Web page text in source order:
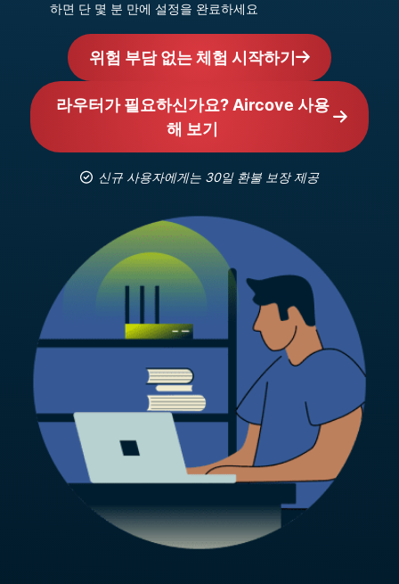
하면 단 몇 분 만에 설정을 완료하세요
위험 부담 없는 체험 시작하기
라우터가 필요하신가요? Aircove 사용
해 보기
신규 사용자에게는 30일 환불 보장 제공